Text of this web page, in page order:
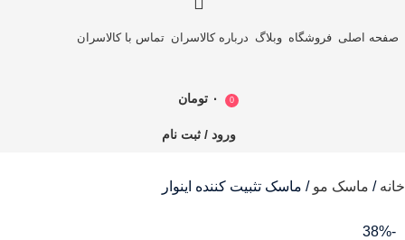
صفحه اصلی فروشگاه وبلاگ درباره کالاسران تماس با کالاسران
0 ۰ تومان
ورود / ثبت نام
خانه ماسک مو ماسک تثبیت کننده اینوار
-38%